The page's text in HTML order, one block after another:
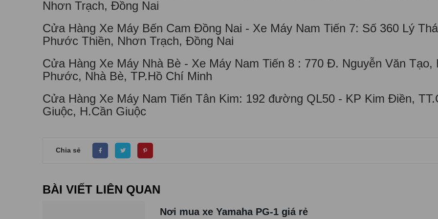
Nhơn Trạch, Đồng Nai
Cửa Hàng Xe Máy Bến Cam Đồng Nai - Xe Máy Nam Tiến 7: Số 360 Lý
Phước Thiền, Nhơn Trạch, Đồng Nai
Cửa Hàng Xe Máy Nhà Bè - Xe Máy Nam Tiến 8 : 770 Đ. Nguyễn Văn Tạo,
Phước, Nhà Bè, TP.Hồ Chí Minh
Cửa Hàng Xe Máy Nam Tiến Tân Kim: 192 đường QL50 - KP Kim Điền,
Giuộc, H.Cần Giuộc
Chia sẻ
BÀI VIẾT LIÊN QUAN
Nơi mua xe Yamaha PG-1 giá rẻ